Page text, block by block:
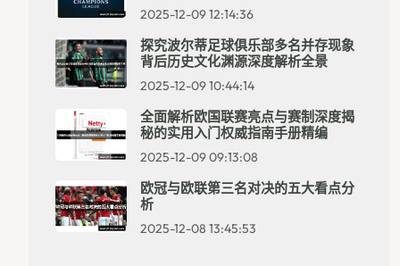
2025-12-09 12:14:36
探究波尔蒂足球俱乐部多名并存现象
背后历史文化渊源深度解析全景
2025-12-09 10:44:14
全面解析欧国联赛亮点与赛制深度揭
秘的实用入门权威指南手册精编
2025-12-09 09:13:08
欧冠与欧联第三名对决的五大看点分
析
2025-12-08 13:45:53